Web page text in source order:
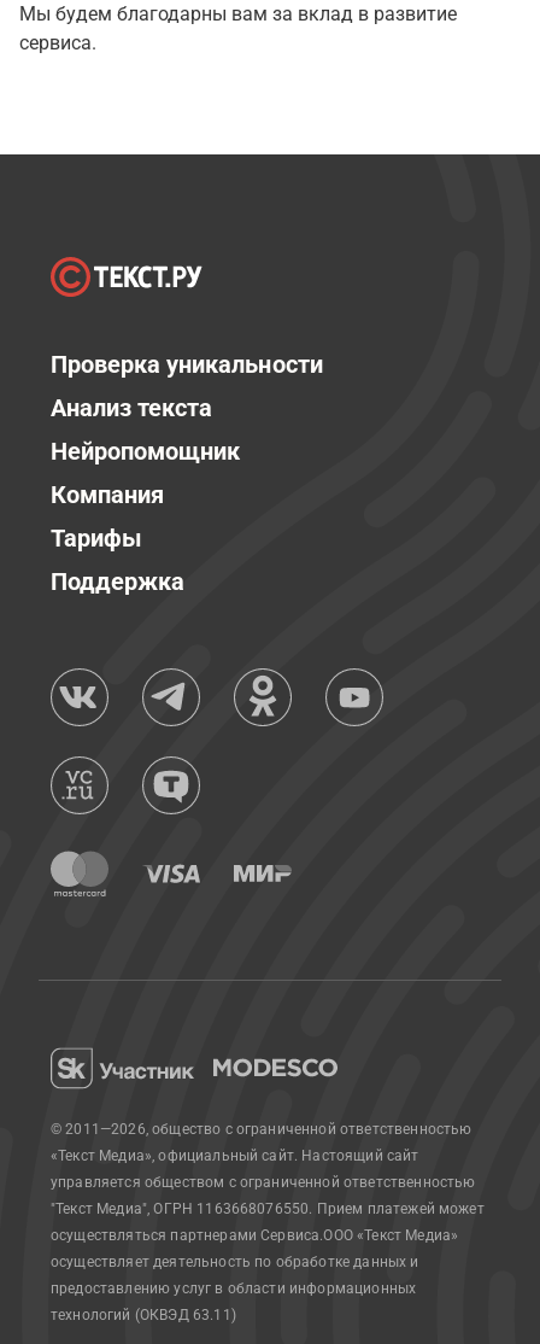
Мы будем благодарны вам за вклад в развитие
сервиса.
Проверка уникальности
Анализ текста
Нейропомощник
Компания
Тарифы
Поддержка
© 2011—2026, общество с ограниченной ответственностью
«Текст Медиа», официальный сайт. Настоящий сайт
управляется обществом с ограниченной ответственностью
"Текст Медиа", ОГРН 1163668076550. Прием платежей может
осуществляться партнерами Сервиса.ООО «Текст Медиа»
осуществляет деятельность по обработке данных и
предоставлению услуг в области информационных
технологий (ОКВЭД 63.11)